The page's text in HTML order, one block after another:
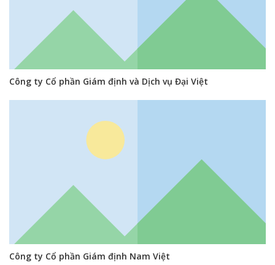
Công ty Cổ phần Giám định và Dịch vụ Đại Việt
Công ty Cổ phần Giám định Nam Việt